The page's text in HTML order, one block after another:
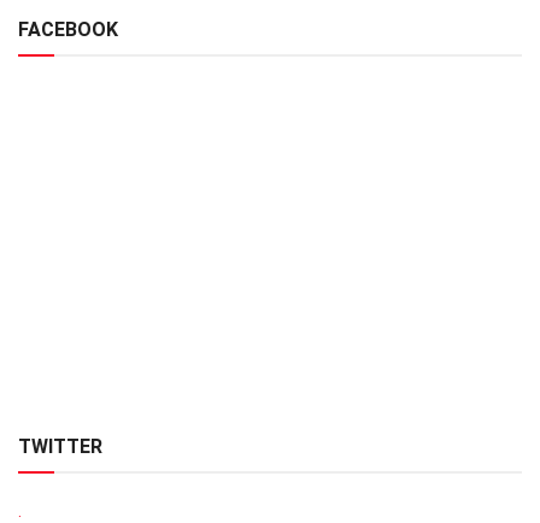
FACEBOOK
TWITTER